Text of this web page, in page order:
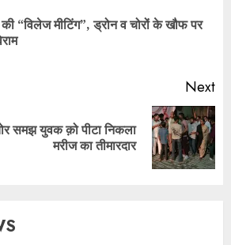
“विलेज मीटिंग”, ड्रोन व चोरों के खौफ पर
Next
समझ युवक क़ो पीटा निकला
मरीज का तीमारदार